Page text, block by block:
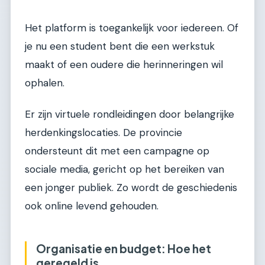
Het platform is toegankelijk voor iedereen. Of
je nu een student bent die een werkstuk
maakt of een oudere die herinneringen wil
ophalen.
Er zijn virtuele rondleidingen door belangrijke
herdenkingslocaties. De provincie
ondersteunt dit met een campagne op
sociale media, gericht op het bereiken van
een jonger publiek. Zo wordt de geschiedenis
ook online levend gehouden.
Organisatie en budget: Hoe het